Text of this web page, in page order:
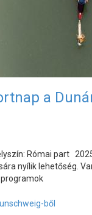
a
Római part
nyílik lehetőség.